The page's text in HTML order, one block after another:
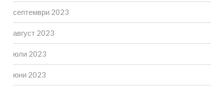
септември 2023
август 2023
юли 2023
юни 2023